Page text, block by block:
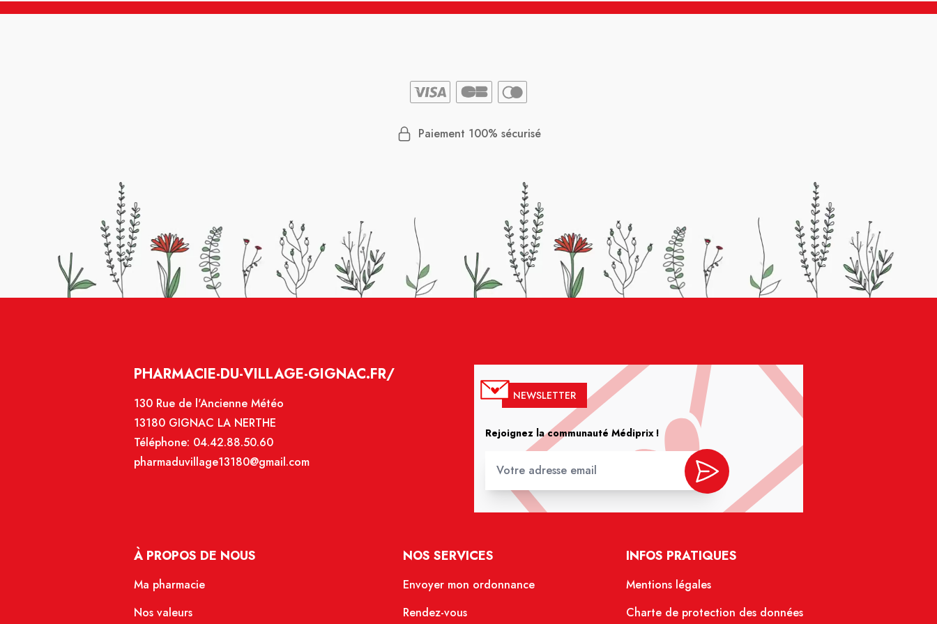
Paiement 100% sécurisé
PHARMACIE-DU-VILLAGE-GIGNAC.FR/
130 Rue de l'Ancienne Météo
13180 GIGNAC LA NERTHE
Téléphone: 04.42.88.50.60
pharmaduvillage13180@gmail.com
NEWSLETTER
Rejoignez la communauté Médiprix !
À PROPOS DE NOUS
Ma pharmacie
Nos valeurs
NOS SERVICES
Envoyer mon ordonnance
Rendez-vous
INFOS PRATIQUES
Mentions légales
Charte de protection des données